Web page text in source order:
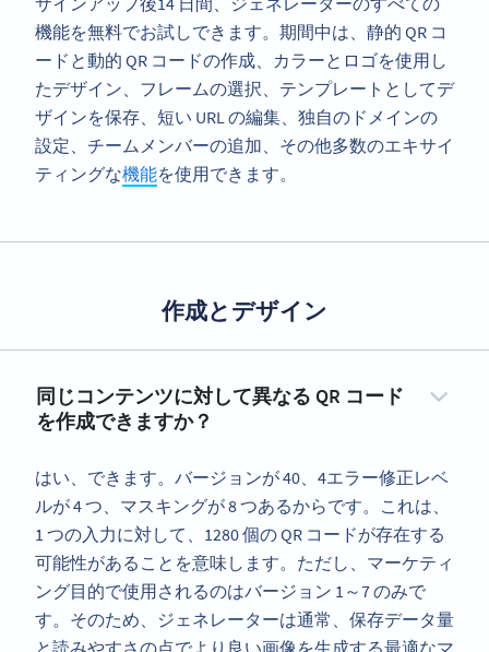
機能を無料でお試しできます。期間中は、静的 QR コ
ードと動的 QR コードの作成、カラーとロゴを使用し
たデザイン、フレームの選択、テンプレートとしてデ
ザインを保存、短い URL の編集、独自のドメインの
設定、チームメンバーの追加、その他多数のエキサイ
ティングな機能を使用できます。
作成とデザイン
同じコンテンツに対して異なる QR コード
を作成できますか？
はい、できます。バージョンが 40、4エラー修正レベ
ルが 4 つ、マスキングが 8 つあるからです。これは、
1 つの入力に対して、1280 個の QR コードが存在する
可能性があることを意味します。ただし、マーケティ
ング目的で使用されるのはバージョン 1～7 のみで
す。そのため、ジェネレーターは通常、保存データ量
と読みやすさの点でより良い画像を生成する最適なマ